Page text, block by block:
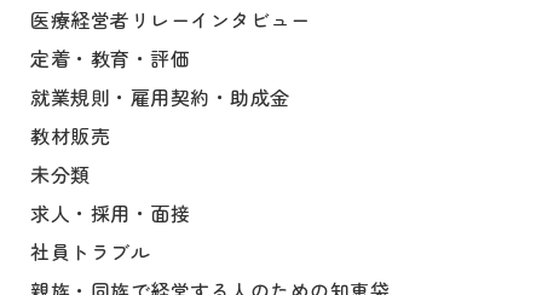
医療経営者リレーインタビュー
定着・教育・評価
就業規則・雇用契約・助成金
教材販売
未分類
求人・採用・面接
社員トラブル